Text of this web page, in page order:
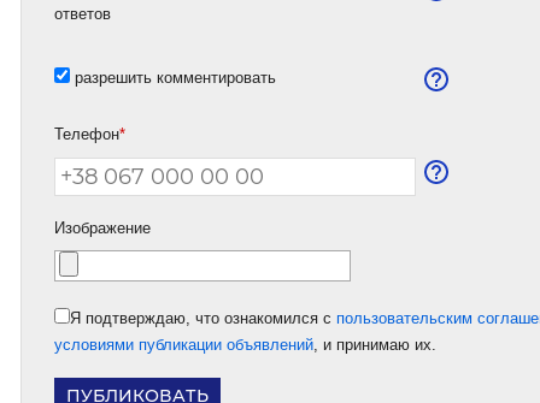
ответов
разрешить комментировать
Телефон*
Изображение
Я подтверждаю, что ознакомился с пользовательским
условиями публикации объявлений , и принимаю их.